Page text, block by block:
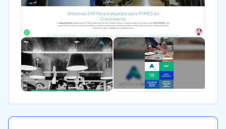
Manufactura
Gobierno
Transporte y logística
Marketing y Comunicación
Automotriz
Comercio Electrónico
Ventas y servicios